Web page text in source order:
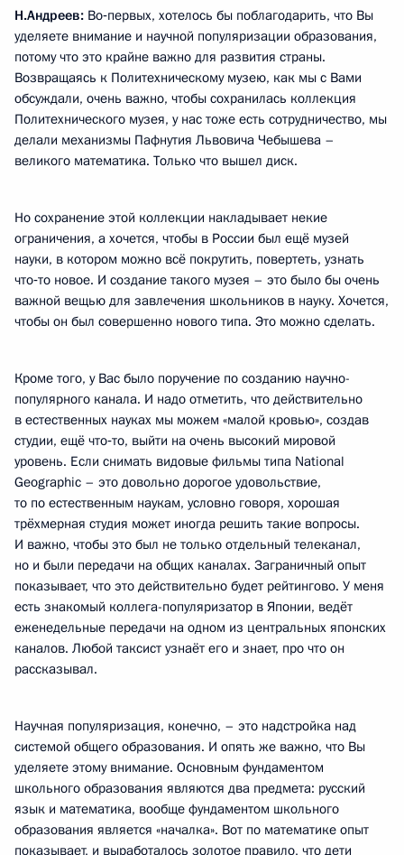
Н.Андреев: Во‑первых, хотелось бы поблагодарить, что Вы
уделяете внимание и научной популяризации образования,
потому что это крайне важно для развития страны.
Возвращаясь к Политехническому музею, как мы с Вами
обсуждали, очень важно, чтобы сохранилась коллекция
Политехнического музея, у нас тоже есть сотрудничество, мы
делали механизмы Пафнутия Львовича Чебышева –
великого математика. Только что вышел диск.
Но сохранение этой коллекции накладывает некие
ограничения, а хочется, чтобы в России был ещё музей
науки, в котором можно всё покрутить, повертеть, узнать
что‑то новое. И создание такого музея – это было бы очень
важной вещью для завлечения школьников в науку. Хочется,
чтобы он был совершенно нового типа. Это можно сделать.
Кроме того, у Вас было поручение по созданию научно-
популярного канала. И надо отметить, что действительно
в естественных науках мы можем «малой кровью», создав
студии, ещё что‑то, выйти на очень высокий мировой
уровень. Если снимать видовые фильмы типа National
Geographic – это довольно дорогое удовольствие,
то по естественным наукам, условно говоря, хорошая
трёхмерная студия может иногда решить такие вопросы.
И важно, чтобы это был не только отдельный телеканал,
но и были передачи на общих каналах. Заграничный опыт
показывает, что это действительно будет рейтингово. У меня
есть знакомый коллега-популяризатор в Японии, ведёт
еженедельные передачи на одном из центральных японских
каналов. Любой таксист узнаёт его и знает, про что он
рассказывал.
Научная популяризация, конечно, – это надстройка над
системой общего образования. И опять же важно, что Вы
уделяете этому внимание. Основным фундаментом
школьного образования являются два предмета: русский
язык и математика, вообще фундаментом школьного
образования является «началка». Вот по математике опыт
показывает, и выработалось золотое правило, что дети